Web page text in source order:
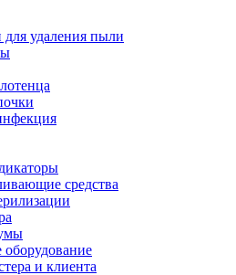
удаления пыли
средства
оборудование
и клиента